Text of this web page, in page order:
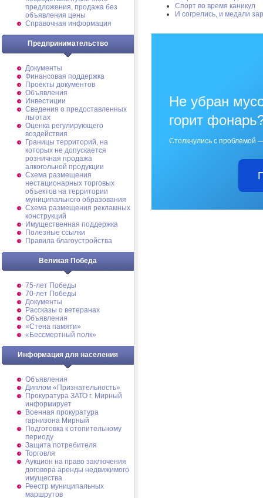
предложения, продажа без
объявления цены
Справочная информация
Предпринимательство
Документы
Финансовая поддержка
Проекты документов
Объявления
Инвестиции
Сведения о предоставленных
льготах
Оценка регулирующего
воздействия
Границы территорий, на
которых не допускается
розничная продажа
алкогольной продукции
Схема размещения
нестационарных торговых
объектов на территории
муниципального образования
Схема размещения рекламных
конструкций
Имущественная поддержка
Полезные ссылки
Правила благоустройства
Великая Победа
75-лет Победы
70-лет Победы
Документы
Рассказы о ветеранах
Объявления
«Стена памяти»
«Бессмертный полк»
Информация для населения
Объявления
Диплом «Признательность»
Прокуратура ЗАТО г. Мирный
информирует
Военная прокуратура
гарнизона Мирный
Подготовка к отопительному
периоду
Защита потребителя
Торговля
Аукцион на право заключения
договора аренды недвижимого
имущества
Реестр муниципальных
маршрутов
Спорт во время каникул
И согрелись, и медали
Не убран
горит
Столкнулись с проблемой